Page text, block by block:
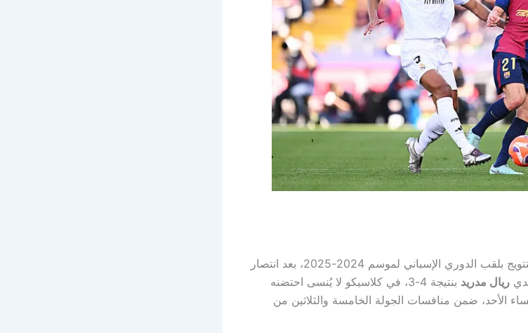
خطوة عملاقة من التتويج بلقب الدوري الإسباني لموسم 2024-2025، بعد انتصار
ريال مدريد
بنتيجة 4-3، في كلاسيكو لا يُنسى احتضنه
الأحد، ضمن منافسات الجولة الخامسة والثلاثين من